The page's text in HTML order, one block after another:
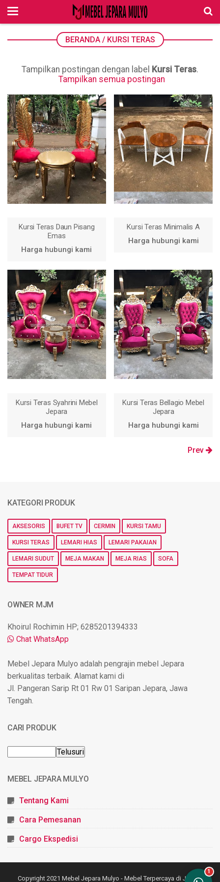
BERANDA/ KURSI TERAS
Tampilkan postingan dengan label Kursi Teras.
Tampilkan semua postingan
Kursi Teras Daun Pisang
Emas
Harga hubungi kami
Kursi Teras Minimalis A
Harga hubungi kami
Kursi Teras Syahrini Mebel
Jepara
Harga hubungi kami
Kursi Teras Bellagio Mebel
Jepara
Harga hubungi kami
Prev
KATEGORI PRODUK
AKSESORIS BUFET TV CERMIN KURSI TAMU
KURSI TERAS LEMARI HIAS LEMARI PAKAIAN
LEMARI SUDUT MEJA MAKAN MEJA RIAS SOFA
TEMPAT TIDUR
OWNER MJM
Khoirul Rochimin HP; 6285201394333
Chat WhatsApp
Mebel Jepara Mulyo adalah pengrajin mebel Jepara
berkualitas terbaik. Alamat kami di
Jl. Pangeran Sarip Rt 01 Rw 01 Saripan Jepara, Jawa
Tengah.
CARI PRODUK
MEBEL JEPARA MULYO
Tentang Kami
Cara Pemesanan
Cargo Ekspedisi
Copyright 2021 Mebel Jepara Mulyo - Mebel Terpercaya di Jepara